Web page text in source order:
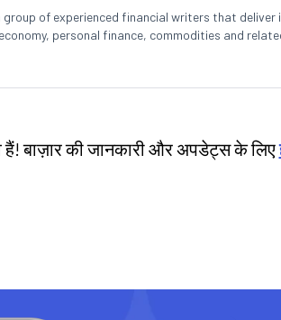
group of experienced financial writers that
personal finance, commodities and
हैं! बाज़ार की जानकारी और अपडेट्स के लिए